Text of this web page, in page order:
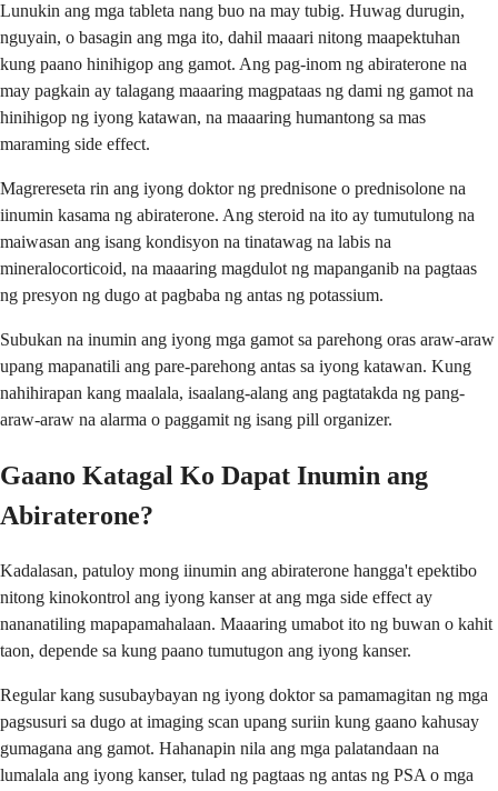
Lunukin ang mga tableta nang buo na may tubig. Huwag durugin,
nguyain, o basagin ang mga ito, dahil maaari nitong maapektuhan
kung paano hinihigop ang gamot. Ang pag-inom ng abiraterone na
may pagkain ay talagang maaaring magpataas ng dami ng gamot na
hinihigop ng iyong katawan, na maaaring humantong sa mas
maraming side effect.
Magrereseta rin ang iyong doktor ng prednisone o prednisolone na
iinumin kasama ng abiraterone. Ang steroid na ito ay tumutulong na
maiwasan ang isang kondisyon na tinatawag na labis na
mineralocorticoid, na maaaring magdulot ng mapanganib na pagtaas
ng presyon ng dugo at pagbaba ng antas ng potassium.
Subukan na inumin ang iyong mga gamot sa parehong oras araw-araw
upang mapanatili ang pare-parehong antas sa iyong katawan. Kung
nahihirapan kang maalala, isaalang-alang ang pagtatakda ng pang-
araw-araw na alarma o paggamit ng isang pill organizer.
Gaano Katagal Ko Dapat Inumin ang
Abiraterone?
Kadalasan, patuloy mong iinumin ang abiraterone hangga't epektibo
nitong kinokontrol ang iyong kanser at ang mga side effect ay
nananatiling mapapamahalaan. Maaaring umabot ito ng buwan o kahit
taon, depende sa kung paano tumutugon ang iyong kanser.
Regular kang susubaybayan ng iyong doktor sa pamamagitan ng mga
pagsusuri sa dugo at imaging scan upang suriin kung gaano kahusay
gumagana ang gamot. Hahanapin nila ang mga palatandaan na
lumalala ang iyong kanser, tulad ng pagtaas ng antas ng PSA o mga